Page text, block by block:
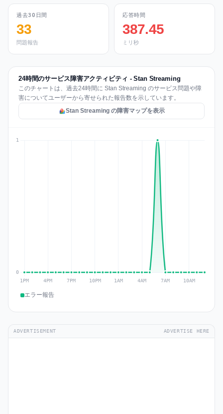
過去30日間
33
問題報告
応答時間
387.45
ミリ秒
24時間のサービス障害アクティビティ - Stan Streaming
このチャートは、過去24時間に Stan Streaming のサービス問題や障
害についてユーザーから寄せられた報告数を示しています。
Stan Streaming の障害マップを表示
エラー報告
ADVERTISEMENT ADVERTISE HERE